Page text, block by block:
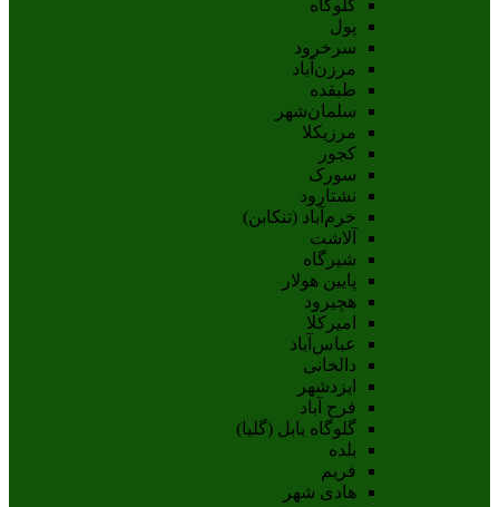
گلوگاه
پول
سرخرود
مرزن‌آباد
طبقده
سلمان‌شهر
مرزیکلا
کجور
سورک
نشتارود
خرم‌آباد (تنکابن)
آلاشت
شیرگاه
پایین هولار
هچیرود
امیرکلا
عباس‌آباد
دالخانی
ایزدشهر
فرح آباد
گلوگاه بابل (گلیا)
بلده
فریم
هادی شهر